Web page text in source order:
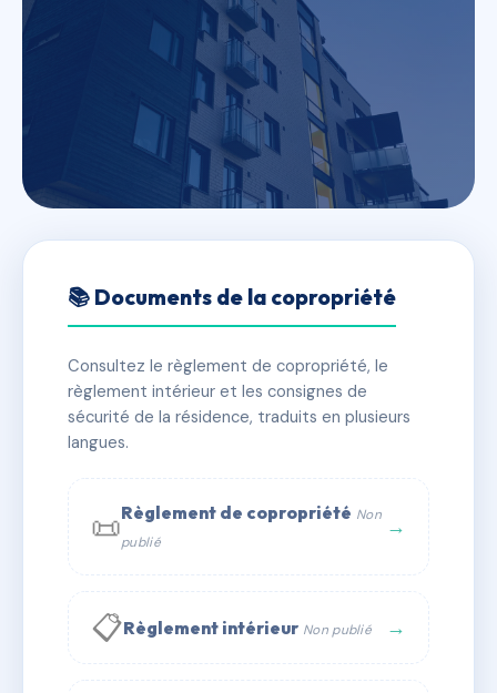
4 AV. DES FRERES LUMIERE
✓ Immatriculée 🏠 41 lots 🏗 1 bâtiment(s)
📞 Contacter Syndic Digital
📚 Documents de la copropriété
Consultez le règlement de copropriété, le
règlement intérieur et les consignes de
sécurité de la résidence, traduits en plusieurs
langues.
📜Règlement de copropriété Non
publié
→
📋Règlement intérieur Non publié →